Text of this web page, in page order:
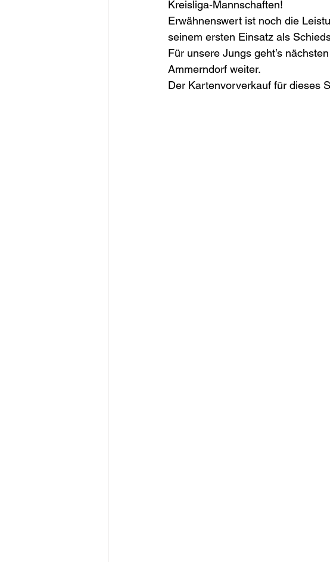
Kreisliga-Mannschaften!
Erwähnenswert ist noch die
seinem ersten Einsatz als
Für unsere Jungs geht’s
Ammerndorf weiter.
Der Kartenvorverkauf für dieses